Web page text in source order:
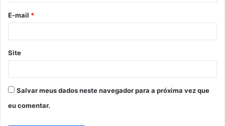
*
E-mail *
Site
Salvar meus dados neste navegador para a próxima vez que
eu comentar.